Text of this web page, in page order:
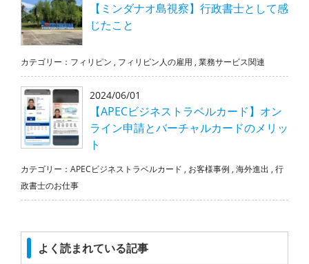
【ミンダナオ島視察】行政書士として感
じたこと
カテゴリー： フィリピン , フィリピン人の雇用 , 業務サービス関連
2024/06/01
【APECビジネストラベルカード】オン
ライン申請とバーチャルカードのメリッ
ト
カテゴリー： APECビジネストラベルカード , お客様事例 , 海外進出 , 行
政書士のお仕事
よく読まれている記事